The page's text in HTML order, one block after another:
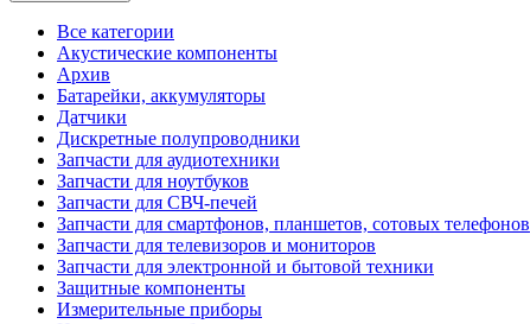
Все категории
Акустические компоненты
Архив
Батарейки, аккумуляторы
Датчики
Дискретные полупроводники
Запчасти для аудиотехники
Запчасти для ноутбуков
Запчасти для СВЧ-печей
Запчасти для смартфонов, планшетов, сотовых телефонов
Запчасти для телевизоров и мониторов
Запчасти для электронной и бытовой техники
Защитные компоненты
Измерительные приборы